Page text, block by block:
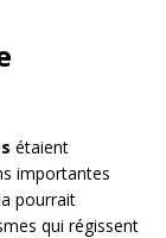
étaient
importantes
pourrait
qui régissent